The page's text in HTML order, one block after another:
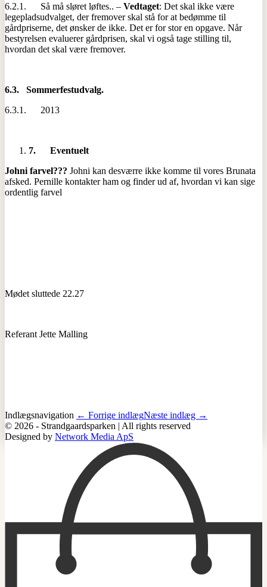
6.2.1. Så må sløret løftes.. – Vedtaget: Det skal ikke være
legepladsudvalget, der fremover skal stå for at bedømme til
gårdpriserne, det ønsker de ikke. Det er for stor en opgave. Når
bestyrelsen evaluerer gårdprisen, skal vi også tage stilling til,
hvordan det skal være fremover.
6.3. Sommerfestudvalg.
6.3.1. 2013
7. Eventuelt
Johni farvel??? Johni kan desværre ikke komme til vores Brunata
afsked. Pernille kontakter ham og finder ud af, hvordan vi kan sige
ordentlig farvel
Mødet sluttede 22.27
Referant Jette Malling
Indlægsnavigation ← Forrige indlægNæste indlæg →
© 2026 - Strandgaardsparken | All rights reserved
Designed by Network Media ApS